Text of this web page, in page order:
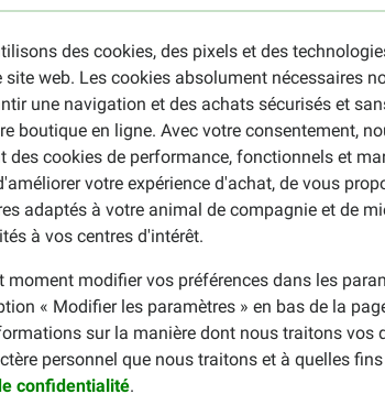
des cookies, des pixels et des
web. Les cookies absolument nécessaires
une navigation et des achats sécurisés et
boutique en ligne. Avec votre consentement,
des cookies de performance, fonctionnels et
votre expérience d'achat, de vous
adaptés à votre animal de compagnie et de
à vos centres d'intérêt.
moment modifier vos préférences dans les
« Modifier les paramètres » en bas de la
sur la manière dont nous traitons vos
personnel que nous traitons et à quelles
confidentialité.